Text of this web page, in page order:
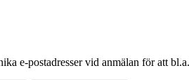
e-postadresser vid anmälan för att